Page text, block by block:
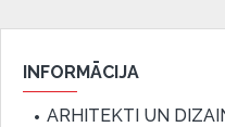
INFORMĀCIJA
ARHITEKTI UN